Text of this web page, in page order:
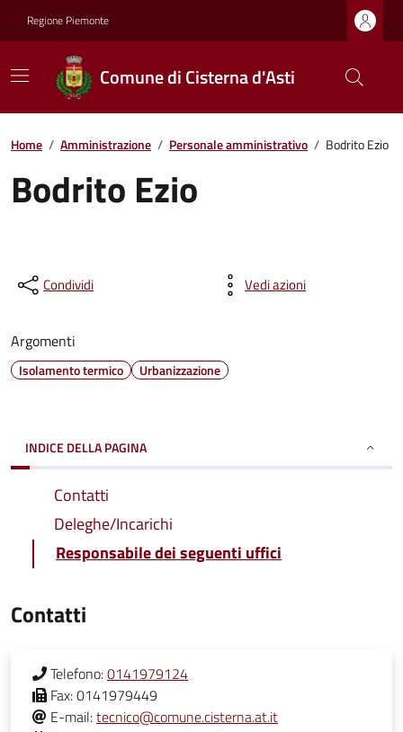
Regione Piemonte
Comune di Cisterna d'Asti
Home / Amministrazione / Personale amministrativo / Bodrito Ezio
Bodrito Ezio
Condividi Vedi azioni
Argomenti
Isolamento termico Urbanizzazione
INDICE DELLA PAGINA
Contatti
Deleghe/Incarichi
Responsabile dei seguenti uffici
Contatti
Telefono:0141979124
Fax:0141979449
E-mail:tecnico@comune.cisterna.at.it